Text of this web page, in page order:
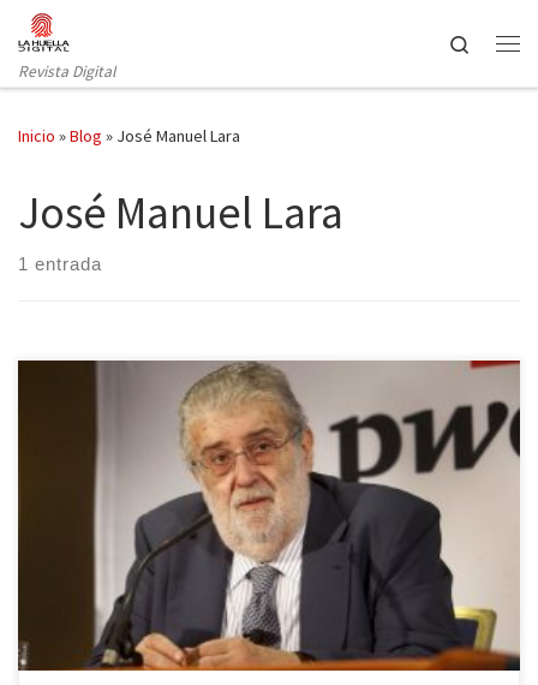
Saltar al contenido
Revista Digital
Search
Inicio »Blog » José Manuel Lara
José Manuel Lara
1 entrada
José Manuel Lara, dueño del grupo editorial Planeta, del diario La
Razón y presidente de Atresmedia falleció ayer de un cáncer de
páncreas. A los 68 años de edad deja un inmenso legado en el
que todos los profesionales del medio lloran y vuelcan su pérdida.
José Manuel Lara, el hombre que […]